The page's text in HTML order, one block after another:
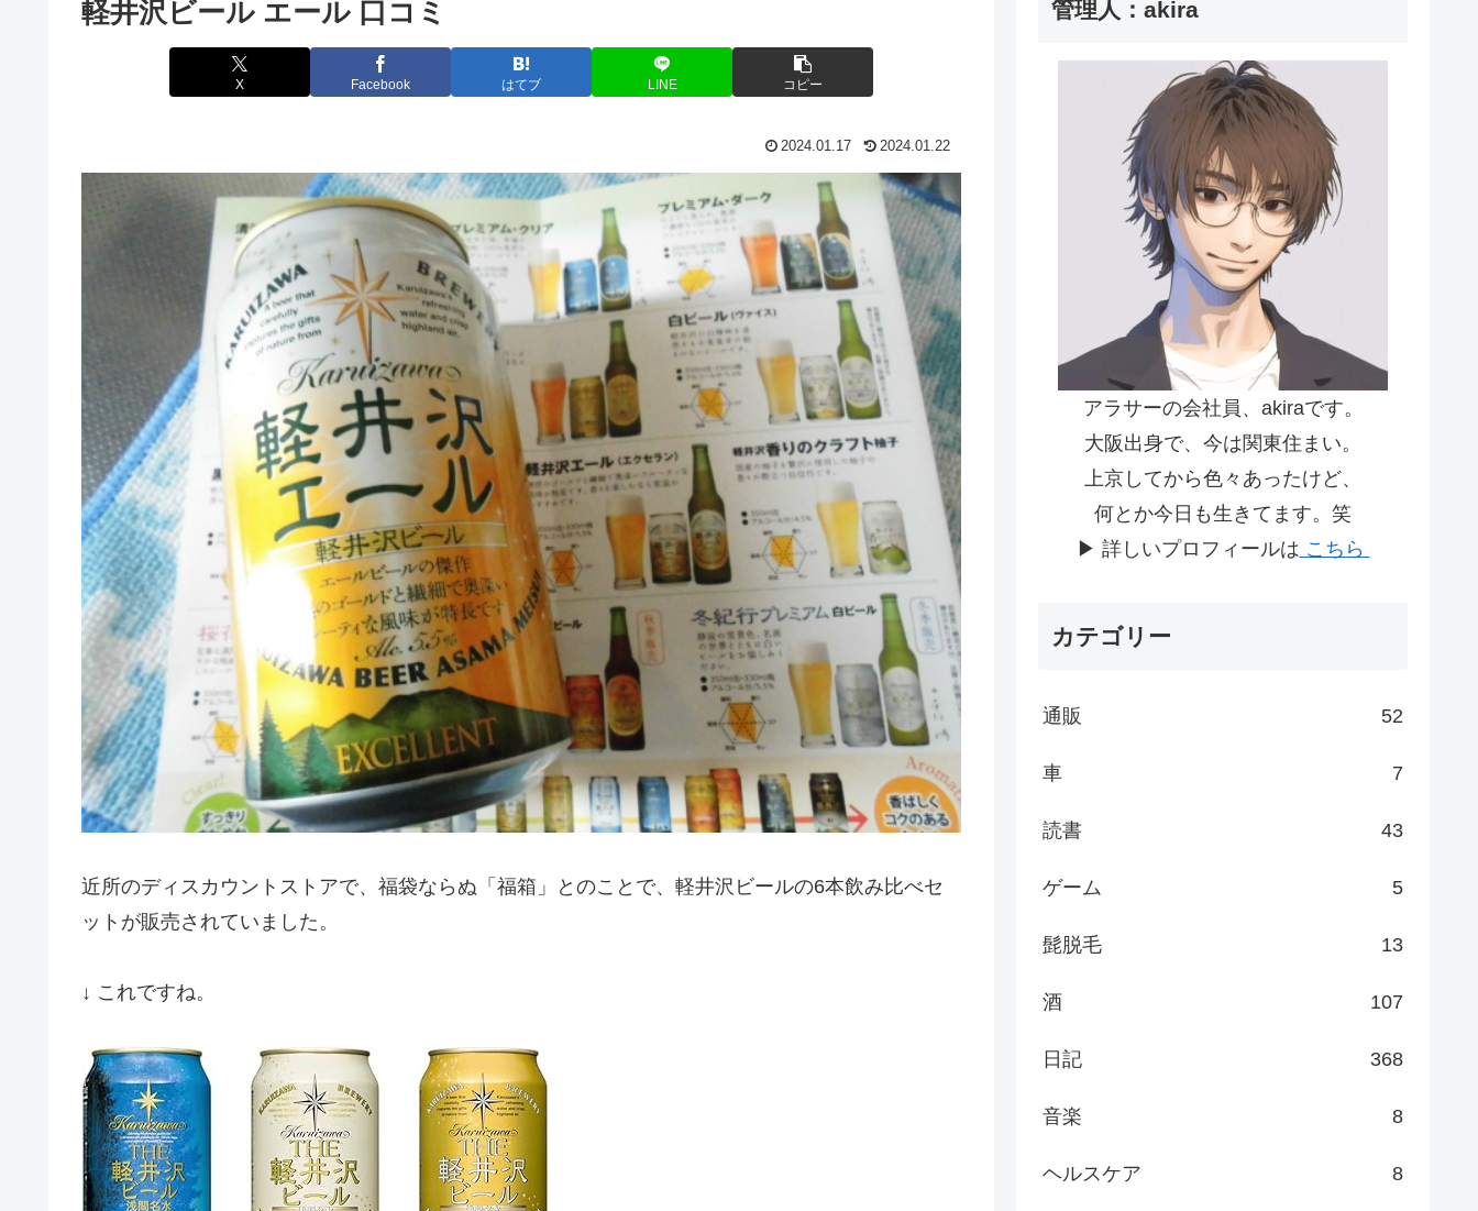
軽井沢ビール エール 口コミ
X Facebook はてブ LINE コピー
2024.01.17 2024.01.22
近所のディスカウントストアで、福袋ならぬ「福箱」とのことで、軽井沢ビールの6本飲み比べセ
ットが販売されていました。
↓ これですね。
管理人：akira
アラサーの会社員、akiraです。
大阪出身で、今は関東住まい。
上京してから色々あったけど、
何とか今日も生きてます。笑
▶ 詳しいプロフィールは こちら
カテゴリー
通販 52
車 7
読書 43
ゲーム 5
髭脱毛 13
酒 107
日記 368
音楽 8
ヘルスケア 8